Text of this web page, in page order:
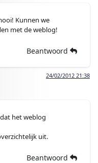
Kunnen we
met de weblog!
Beantwoord
24/02/2012 21:38
het weblog
uit.
Beantwoord